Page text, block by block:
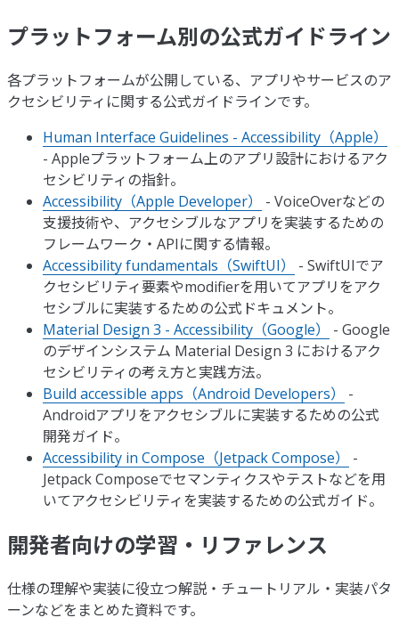
プラットフォーム別の公式ガイドライン
各プラットフォームが公開している、アプリやサービスのア
クセシビリティに関する公式ガイドラインです。
Human Interface Guidelines - Accessibility（Apple）
- Appleプラットフォーム上のアプリ設計におけるアク
セシビリティの指針。
Accessibility（Apple Developer）
- VoiceOverなどの
支援技術や、アクセシブルなアプリを実装するための
フレームワーク・APIに関する情報。
Accessibility fundamentals（SwiftUI）
- SwiftUIでア
クセシビリティ要素やmodifierを用いてアプリをアク
セシブルに実装するための公式ドキュメント。
Material Design 3 - Accessibility（Google）
- Google
のデザインシステム Material Design 3 におけるアク
セシビリティの考え方と実践方法。
Build accessible apps（Android Developers）
-
Androidアプリをアクセシブルに実装するための公式
開発ガイド。
Accessibility in Compose（Jetpack Compose）
-
Jetpack Composeでセマンティクスやテストなどを用
いてアクセシビリティを実装するための公式ガイド。
開発者向けの学習・リファレンス
仕様の理解や実装に役立つ解説・チュートリアル・実装パタ
ーンなどをまとめた資料です。